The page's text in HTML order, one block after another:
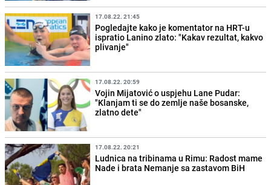
17.08.22. 21:45
Pogledajte kako je komentator na HRT-u
ispratio Lanino zlato: "Kakav rezultat, kakvo
plivanje"
17.08.22. 20:59
Vojin Mijatović o uspjehu Lane Pudar:
"Klanjam ti se do zemlje naše bosanske,
zlatno dete"
17.08.22. 20:21
Ludnica na tribinama u Rimu: Radost mame
Nade i brata Nemanje sa zastavom BiH